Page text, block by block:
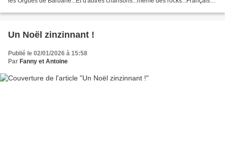
Un Noël zinzinnant !
Publié le 02/01/2026 à 15:58
Par Fanny et Antoine